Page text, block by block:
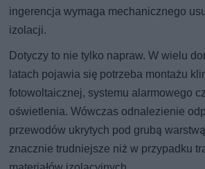
ingerencja wymaga mechanicznego
izolacji.
Dotyczy to nie tylko napraw. W wielu
latach pojawia się potrzeba montażu
fotowoltaicznej, systemu alarmowego
oświetlenia. Wówczas odnalezienie
przewodów ukrytych pod grubą
znacznie trudniejsze niż w przypadku